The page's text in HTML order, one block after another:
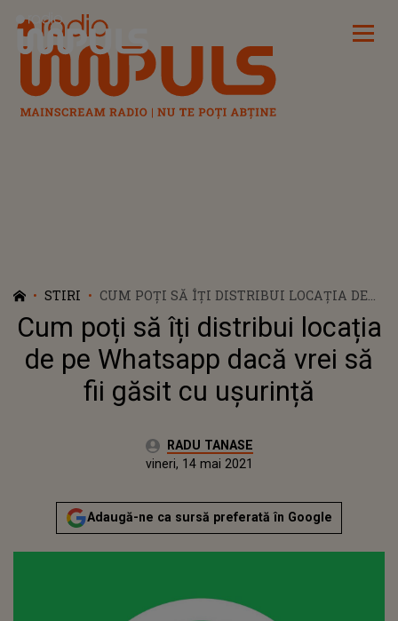
Radio Impuls
STIRI
CUM POȚI SĂ ÎȚI DISTRIBUI LOCAȚIA DE
PE WHATSAPP DACĂ VREI SĂ FII GĂSIT CU
UȘURINȚĂ
Cum poți să îți distribui locația
de pe Whatsapp dacă vrei să
fii găsit cu ușurință
Autor:RADU TANASE
Actualizat:
vineri, 14 mai 2021
Adaugă-ne ca sursă preferată în Google